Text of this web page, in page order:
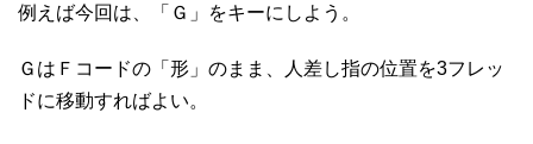
例えば今回は、「Ｇ」をキーにしよう。
ＧはＦコードの「形」のまま、人差し指の位置を3フレッ
ドに移動すればよい。